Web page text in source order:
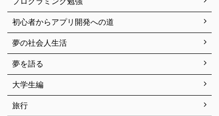
初心者からアプリ開発への道
夢の社会人生活
夢を語る
大学生編
旅行